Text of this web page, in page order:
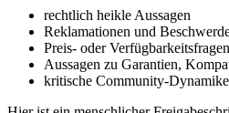
rechtlich heikle Aussagen
Reklamationen und
Preis- oder
Aussagen zu Garantien,
kritische Community-